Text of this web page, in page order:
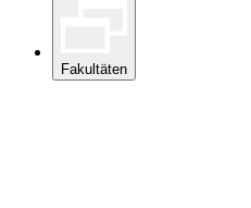
Fakultäten